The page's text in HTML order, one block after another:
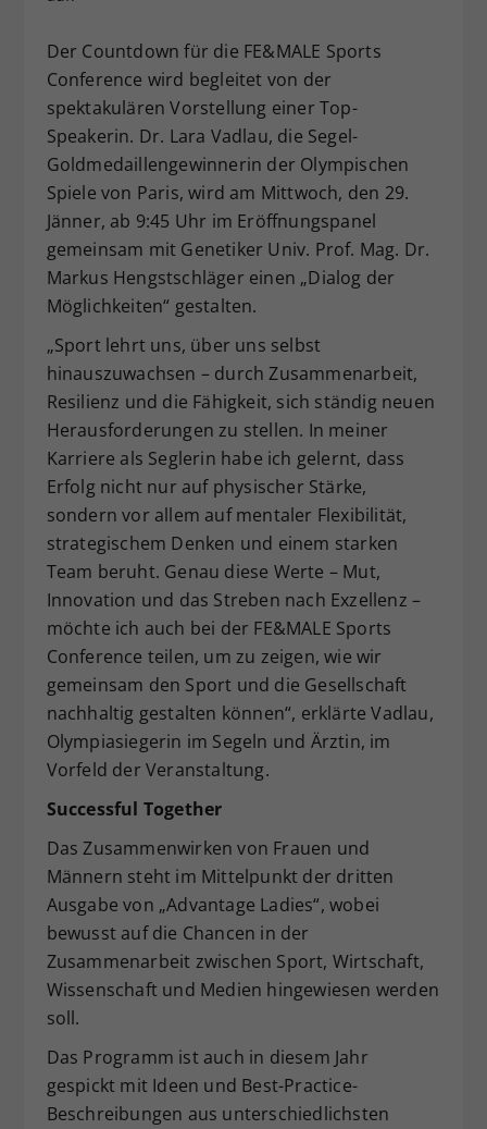
Der Countdown für die FE&MALE Sports
Conference wird begleitet von der
spektakulären Vorstellung einer Top-
Speakerin. Dr. Lara Vadlau, die Segel-
Goldmedaillengewinnerin der Olympischen
Spiele von Paris, wird am Mittwoch, den 29.
Jänner, ab 9:45 Uhr im Eröffnungspanel
gemeinsam mit Genetiker Univ. Prof. Mag. Dr.
Markus Hengstschläger einen „Dialog der
Möglichkeiten“ gestalten.
„Sport lehrt uns, über uns selbst
hinauszuwachsen – durch Zusammenarbeit,
Resilienz und die Fähigkeit, sich ständig neuen
Herausforderungen zu stellen. In meiner
Karriere als Seglerin habe ich gelernt, dass
Erfolg nicht nur auf physischer Stärke,
sondern vor allem auf mentaler Flexibilität,
strategischem Denken und einem starken
Team beruht. Genau diese Werte – Mut,
Innovation und das Streben nach Exzellenz –
möchte ich auch bei der FE&MALE Sports
Conference teilen, um zu zeigen, wie wir
gemeinsam den Sport und die Gesellschaft
nachhaltig gestalten können“, erklärte Vadlau,
Olympiasiegerin im Segeln und Ärztin, im
Vorfeld der Veranstaltung.
Successful Together
Das Zusammenwirken von Frauen und
Männern steht im Mittelpunkt der dritten
Ausgabe von „Advantage Ladies“, wobei
bewusst auf die Chancen in der
Zusammenarbeit zwischen Sport, Wirtschaft,
Wissenschaft und Medien hingewiesen werden
soll.
Das Programm ist auch in diesem Jahr
gespickt mit Ideen und Best-Practice-
Beschreibungen aus unterschiedlichsten
Zweck
Einstellungen. Unter anderem eine
zufällig generierte ID, für die
historische Speicherung Ihrer
vorgenommen Einstellungen, falls der
Webseiten-Betreiber dies eingestellt
hat.